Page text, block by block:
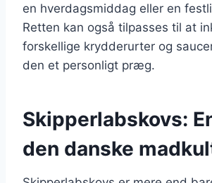
en hverdagsmiddag eller en
Retten kan også tilpasses til at
forskellige krydderurter og
den et personligt præg.
Skipperlabskovs:
den danske